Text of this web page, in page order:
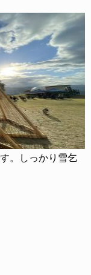
。しっかり雪乞